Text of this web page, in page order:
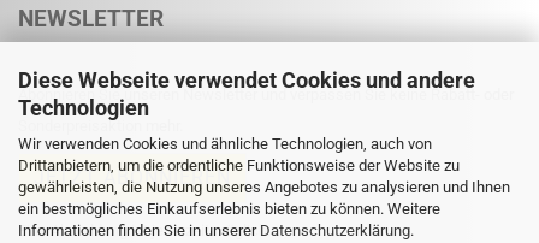
Diese Webseite verwendet Cookies und andere
Technologien
Wir verwenden Cookies und ähnliche Technologien, auch von
Drittanbietern, um die ordentliche Funktionsweise der Website zu
gewährleisten, die Nutzung unseres Angebotes zu analysieren und Ihnen
ein bestmögliches Einkaufserlebnis bieten zu können. Weitere
Informationen finden Sie in unserer Datenschutzerklärung.
NEWSLETTER
Abonnieren Sie unseren Newsletter und verpassen Sie keine Rabatt- oder
Sonderpreisaktion mehr.
Eine Abmeldung ist jederzeit möglich.